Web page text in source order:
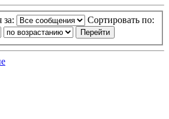
за: Сортировать по: